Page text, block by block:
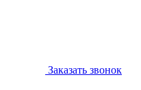
Заказать звонок